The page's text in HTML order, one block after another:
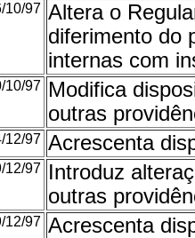
10/97 Altera o
diferimento do
internas com
10/97 Modifica
outras
12/97 Acrescenta
12/97 Introduz
outras
12/97 Acrescenta